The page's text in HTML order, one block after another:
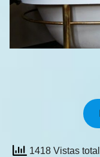
1418 Vistas